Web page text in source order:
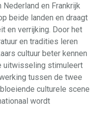
en Frankrijk
beide landen en draagt
en verrijking. Door het
en tradities leren
cultuur beter kennen
uitwisseling stimuleert
tussen de twee
culturele scene
wordt